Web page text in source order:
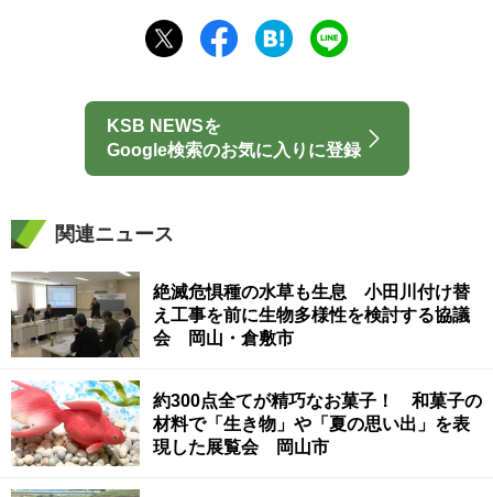
KSB NEWSを
Google検索のお気に入りに登録
関連ニュース
絶滅危惧種の水草も生息 小田川付け替
え工事を前に生物多様性を検討する協議
会 岡山・倉敷市
約300点全てが精巧なお菓子！ 和菓子の
材料で「生き物」や「夏の思い出」を表
現した展覧会 岡山市